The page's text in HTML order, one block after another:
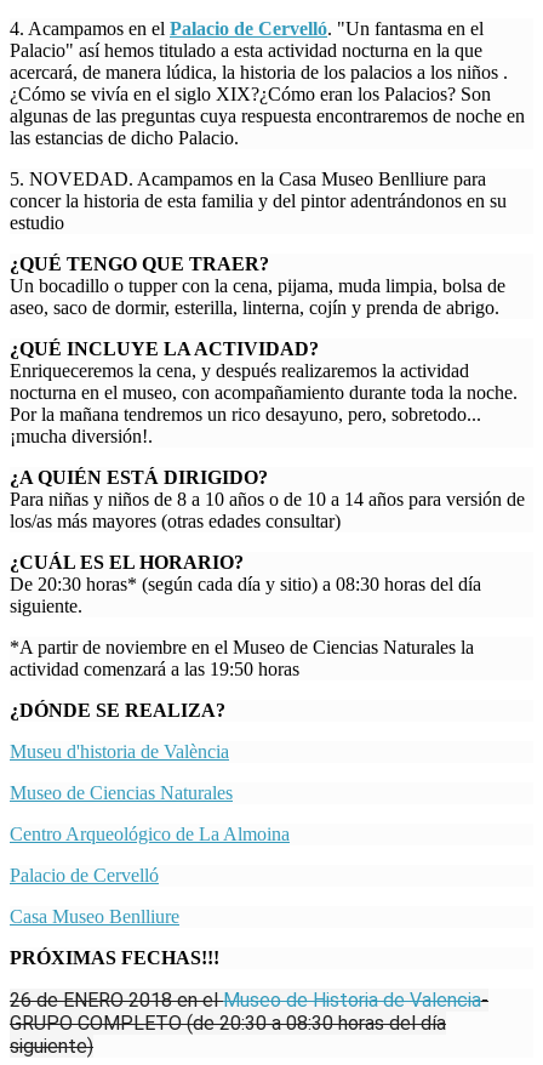
4. Acampamos en el Palacio de Cervelló. "Un fantasma en el
Palacio" así hemos titulado a esta actividad nocturna en la que
acercará, de manera lúdica, la historia de los palacios a los niños .
¿Cómo se vivía en el siglo XIX?¿Cómo eran los Palacios? Son
algunas de las preguntas cuya respuesta encontraremos de noche en
las estancias de dicho Palacio.
5. NOVEDAD. Acampamos en la Casa Museo Benlliure para
concer la historia de esta familia y del pintor adentrándonos en su
estudio
¿QUÉ TENGO QUE TRAER?
Un bocadillo o tupper con la cena, pijama, muda limpia, bolsa de
aseo, saco de dormir, esterilla, linterna, cojín y prenda de abrigo.
¿QUÉ INCLUYE LA ACTIVIDAD?
Enriqueceremos la cena, y después realizaremos la actividad
nocturna en el museo, con acompañamiento durante toda la noche.
Por la mañana tendremos un rico desayuno, pero, sobretodo...
¡mucha diversión!.
¿A QUIÉN ESTÁ DIRIGIDO?
Para niñas y niños de 8 a 10 años o de 10 a 14 años para versión de
los/as más mayores (otras edades consultar)
¿CUÁL ES EL HORARIO?
De 20:30 horas* (según cada día y sitio) a 08:30 horas del día
siguiente.
*A partir de noviembre en el Museo de Ciencias Naturales la
actividad comenzará a las 19:50 horas
¿DÓNDE SE REALIZA?
Museu d'historia de València
Museo de Ciencias Naturales
Centro Arqueológico de La Almoina
Palacio de Cervelló
Casa Museo Benlliure
PRÓXIMAS FECHAS!!!
26 de ENERO 2018 en elMuseo de Historia de Valencia-
GRUPO COMPLETO (de 20:30 a 08:30 horas del día
siguiente)